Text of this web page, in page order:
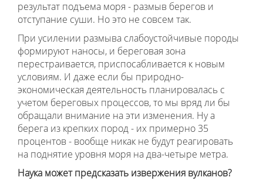
результат подъема моря - размыв берегов и
отступание суши. Но это не совсем так.
При усилении размыва слабоустойчивые породы
формируют наносы, и береговая зона
перестраивается, приспосабливается к новым
условиям. И даже если бы природно-
экономическая деятельность планировалась с
учетом береговых процессов, то мы вряд ли бы
обращали внимание на эти изменения. Ну а
берега из крепких пород - их примерно 35
процентов - вообще никак не будут реагировать
на поднятие уровня моря на два-четыре метра.
Наука может предсказать извержения вулканов?